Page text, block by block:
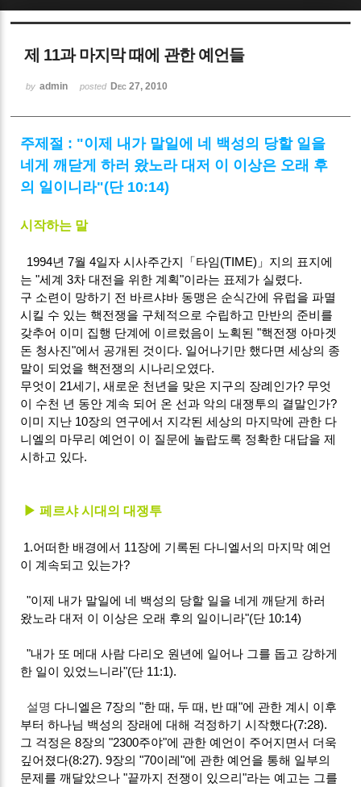
제 11과 마지막 때에 관한 예언들
by admin posted Dec 27, 2010
주제절 : "이제 내가 말일에 네 백성의 당할 일을
네게 깨닫게 하러 왔노라 대저 이 이상은 오래 후
의 일이니라"(단 10:14)
시작하는 말
1994년 7월 4일자 시사주간지「타임(TIME)」지의 표지에
는 "세계 3차 대전을 위한 계획"이라는 표제가 실렸다.
구 소련이 망하기 전 바르샤바 동맹은 순식간에 유럽을 파멸
시킬 수 있는 핵전쟁을 구체적으로 수립하고 만반의 준비를
갖추어 이미 집행 단계에 이르렀음이 노획된 "핵전쟁 아마겟
돈 청사진"에서 공개된 것이다. 일어나기만 했다면 세상의 종
말이 되었을 핵전쟁의 시나리오였다.
무엇이 21세기, 새로운 천년을 맞은 지구의 장례인가? 무엇
이 수천 년 동안 계속 되어 온 선과 악의 대쟁투의 결말인가?
이미 지난 10장의 연구에서 지각된 세상의 마지막에 관한 다
니엘의 마무리 예언이 이 질문에 놀랍도록 정확한 대답을 제
시하고 있다.
▶ 페르샤 시대의 대쟁투
1.어떠한 배경에서 11장에 기록된 다니엘서의 마지막 예언
이 계속되고 있는가?
"이제 내가 말일에 네 백성의 당할 일을 네게 깨닫게 하러
왔노라 대저 이 이상은 오래 후의 일이니라"(단 10:14)
"내가 또 메대 사람 다리오 원년에 일어나 그를 돕고 강하게
한 일이 있었느니라"(단 11:1).
설명 다니엘은 7장의 "한 때, 두 때, 반 때"에 관한 계시 이후
부터 하나님 백성의 장래에 대해 걱정하기 시작했다(7:28).
그 걱정은 8장의 "2300주야"에 관한 예언이 주어지면서 더욱
깊어졌다(8:27). 9장의 "70이레"에 관한 예언을 통해 일부의
문제를 깨달았으나 "끝까지 전쟁이 있으리"라는 예고는 그를
Sketchbook5, 스케치북5
Sketchbook5, 스케치북5